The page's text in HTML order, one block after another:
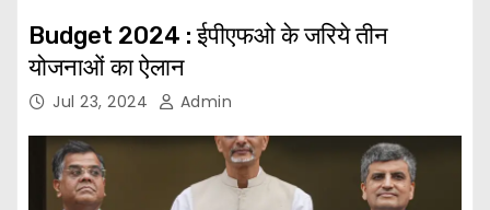
Budget 2024 : ईपीएफओ के जरिये तीन
योजनाओं का ऐलान
Jul 23, 2024 Admin